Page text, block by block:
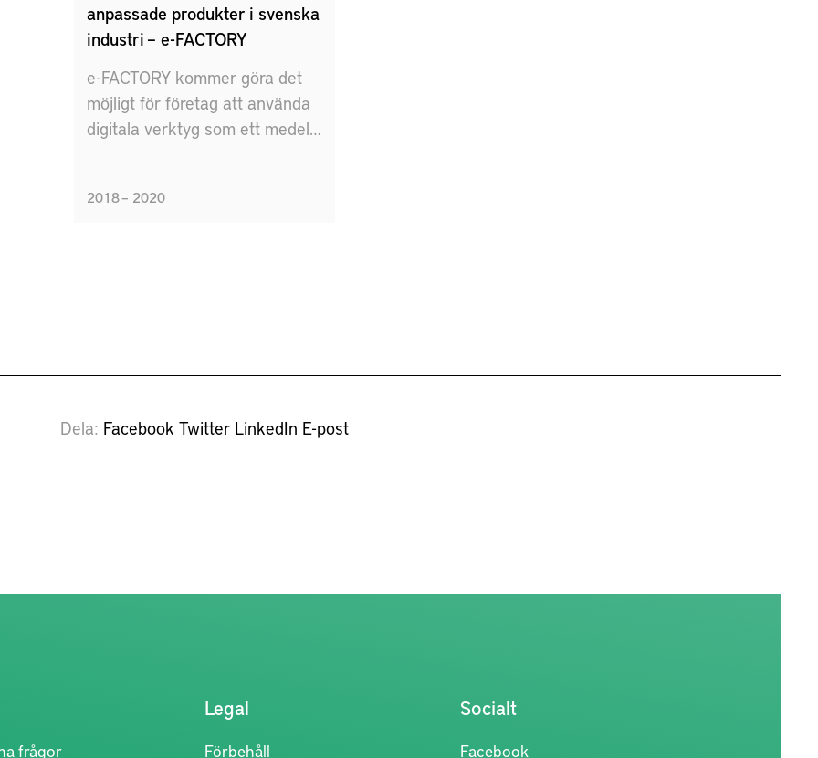
anpassade produkter i svenska
industri – e-FACTORY
e-FACTORY kommer göra det
möjligt för företag att använda
digitala verktyg som ett medel
kapacitet, förbättrad kvalitet,
2018 – 2020
Dela Facebook Twitter LinkedIn E-post
frågor
Legal
Förbehåll
Socialt
Facebook